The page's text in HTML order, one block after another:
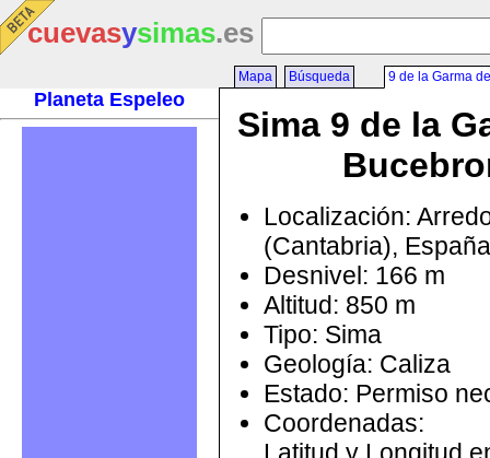
cuevasysimas.es
Planeta Espeleo
Mapa Búsqueda 9 de la Garma
Sima 9 de la
Localización:
(Cantabria), España
Desnivel: 166 m
Altitud: 850 m
Tipo: Sima
Geología: Caliza
Estado: Permiso
Coordenadas: